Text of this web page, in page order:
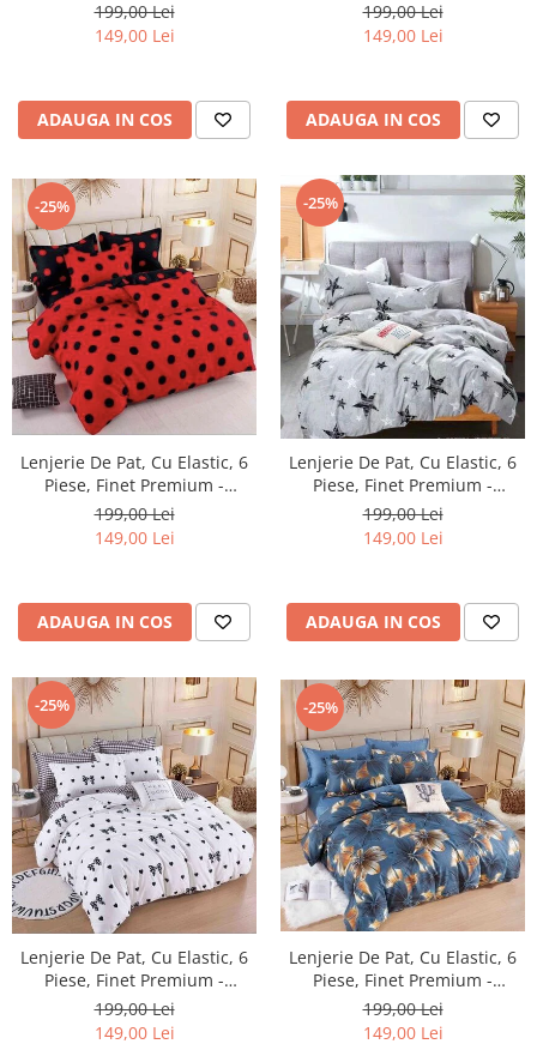
LPBF6PE3
199,00 Lei
149,00 Lei
ADAUGA IN COS
LPBF6PE4
199,00 Lei
149,00 Lei
ADAUGA IN COS
-25%
Lenjerie De Pat, Cu Elastic, 6
Piese, Finet Premium -
LPBF6PE5
199,00 Lei
149,00 Lei
ADAUGA IN COS
-25%
Lenjerie De Pat, Cu Elastic, 6
Piese, Finet Premium -
LPBF6PE8
199,00 Lei
149,00 Lei
ADAUGA IN COS
-25%
Lenjerie De Pat, Cu Elastic, 6
Piese, Finet Premium -
LPBF6PE10
199,00 Lei
149,00 Lei
-25%
Lenjerie De Pat, Cu Elastic, 6
Piese, Finet Premium -
LPBF6PE14
199,00 Lei
149,00 Lei